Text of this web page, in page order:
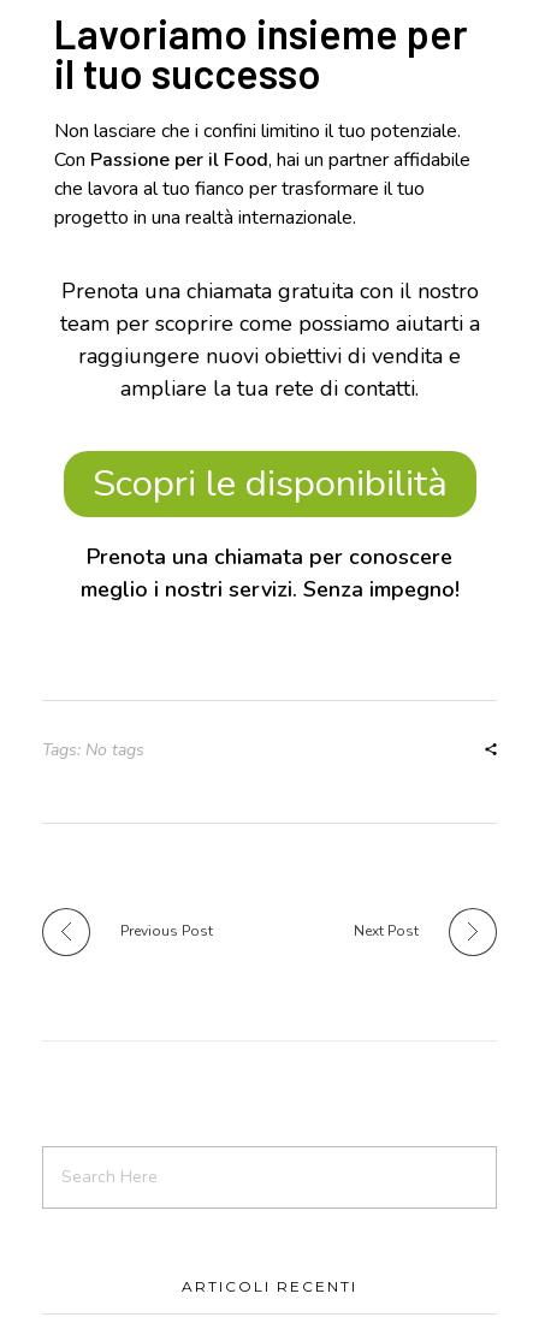
Lavoriamo insieme per
il tuo successo
Non lasciare che i confini limitino il tuo potenziale.
Con Passione per il Food, hai un partner affidabile
che lavora al tuo fianco per trasformare il tuo
progetto in una realtà internazionale.
Prenota una chiamata gratuita con il nostro
team per scoprire come possiamo aiutarti a
raggiungere nuovi obiettivi di vendita e
ampliare la tua rete di contatti.
Scopri le disponibilità
Prenota una chiamata per conoscere
meglio i nostri servizi. Senza impegno!
Tags: No tags
Previous Post Next Post
ARTICOLI RECENTI